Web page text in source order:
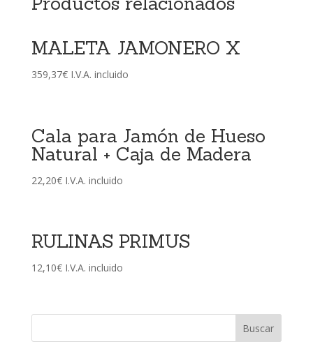
MALETA JAMONERO X
359,37€ I.V.A. incluido
Cala para Jamón de Hueso
Natural + Caja de Madera
22,20€ I.V.A. incluido
RULINAS PRIMUS
12,10€ I.V.A. incluido